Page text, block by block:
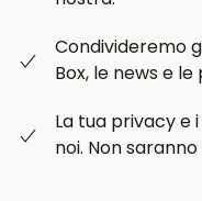
Condivideremo
Box, le news e
La tua privacy e
noi. Non